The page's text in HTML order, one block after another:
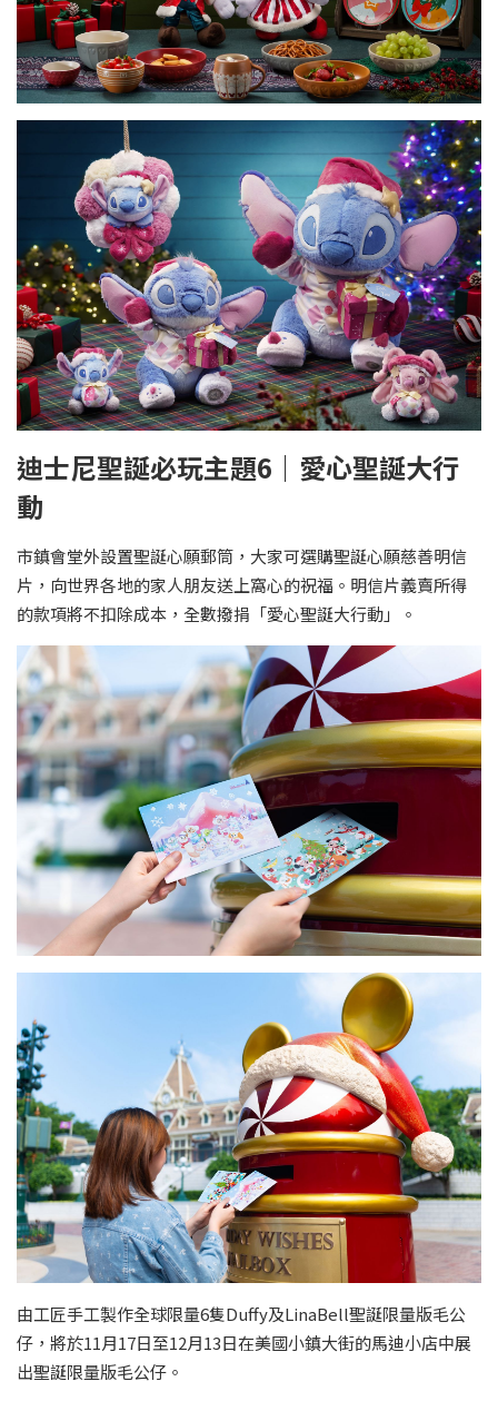
迪士尼聖誕必玩主題6｜愛心聖誕大行
動
市鎮會堂外設置聖誕心願郵筒，大家可選購聖誕心願慈善明信
片，向世界各地的家人朋友送上窩心的祝福。明信片義賣所得
的款項將不扣除成本，全數撥捐「愛心聖誕大行動」。
由工匠手工製作全球限量6隻Duffy及LinaBell聖誕限量版毛公
仔，將於11月17日至12月13日在美國小鎮大街的馬迪小店中展
出聖誕限量版毛公仔。